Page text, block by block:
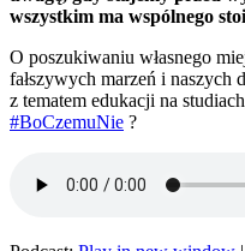
wszystkim ma wspólnego
O poszukiwaniu własnego
fałszywych marzeń i naszych
z tematem edukacji na
#BoCzemuNie ?